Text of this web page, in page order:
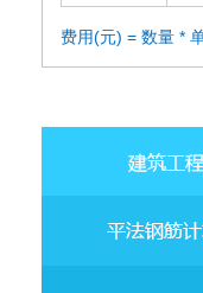
费用(元) = 数量 *